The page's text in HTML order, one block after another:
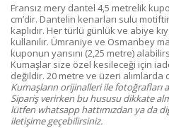
Fransız mery dantel 4,5 metrelik
cm’dir. Dantelin kenarları sulu
kaplıdır. Her türlü günlük ve abiye
kullanılır. Ümraniye ve Osmanbey
kuponun yarısını (2,25 metre)
Kumaşlar size özel kesileceği için
değildir. 20 metre ve üzeri alımlarda
Kumaşların orijinalleri ile fotoğrafları
Sipariş verirken bu hususu dikkate
lütfen whatsapp hattımızdan ya da
iletişime geçebilirsiniz.